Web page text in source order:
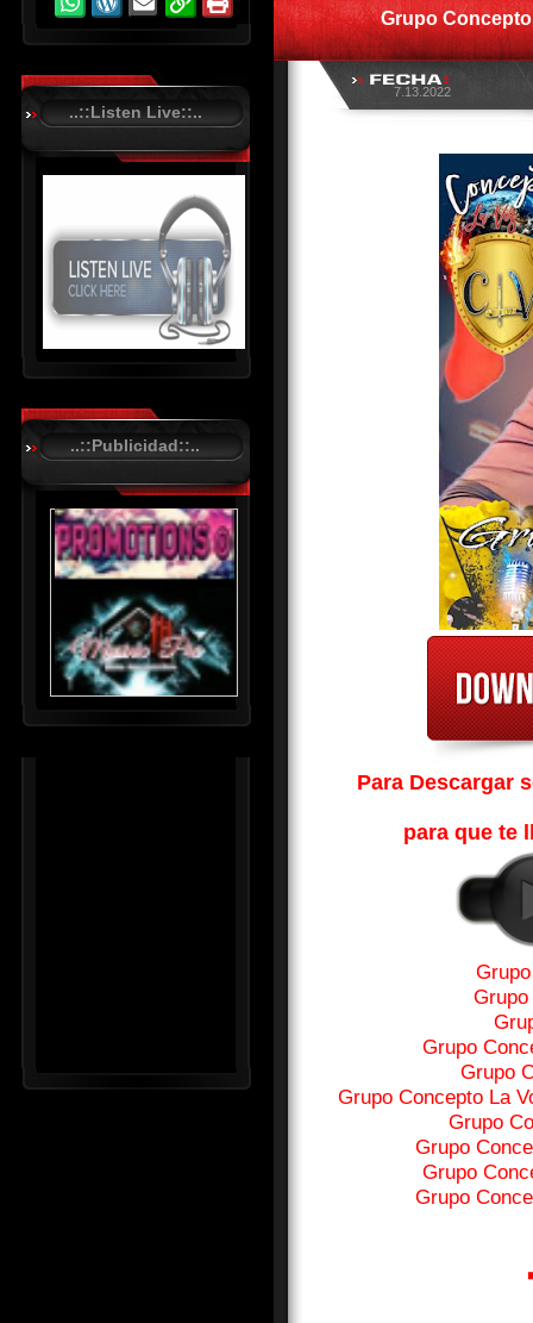
..::Listen Live::..
A
S
..::Publicidad::..
T
.
N
Grupo
7.13.2022
Para Descargar
para que te
Grupo
Grupo
Grupo Concepto La
Grupo
Grupo
Grupo
Grupo